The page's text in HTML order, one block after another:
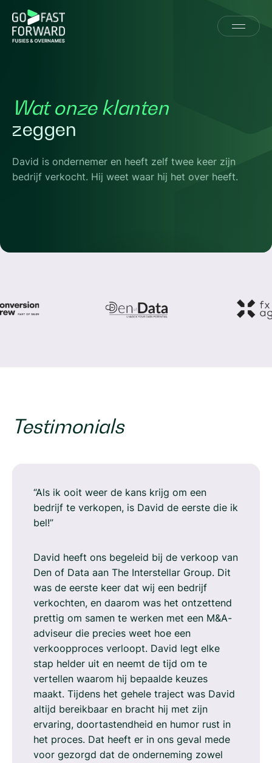
Wat onze klanten
zeggen
David is ondernemer en heeft zelf twee keer zijn
bedrijf verkocht. Hij weet waar hij het over heeft.
Testimonials
“Als ik ooit weer de kans krijg om een
bedrijf te verkopen, is David de eerste die ik
bel!”
David heeft ons begeleid bij de verkoop van
Den of Data aan The Interstellar Group. Dit
was de eerste keer dat wij een bedrijf
verkochten, en daarom was het ontzettend
prettig om samen te werken met een M&A-
adviseur die precies weet hoe een
verkoopproces verloopt. David legt elke
stap helder uit en neemt de tijd om te
vertellen waarom hij bepaalde keuzes
maakt. Tijdens het gehele traject was David
altijd bereikbaar en bracht hij met zijn
ervaring, doortastendheid en humor rust in
het proces. Dat heeft er in ons geval mede
voor gezorgd dat de onderneming zowel